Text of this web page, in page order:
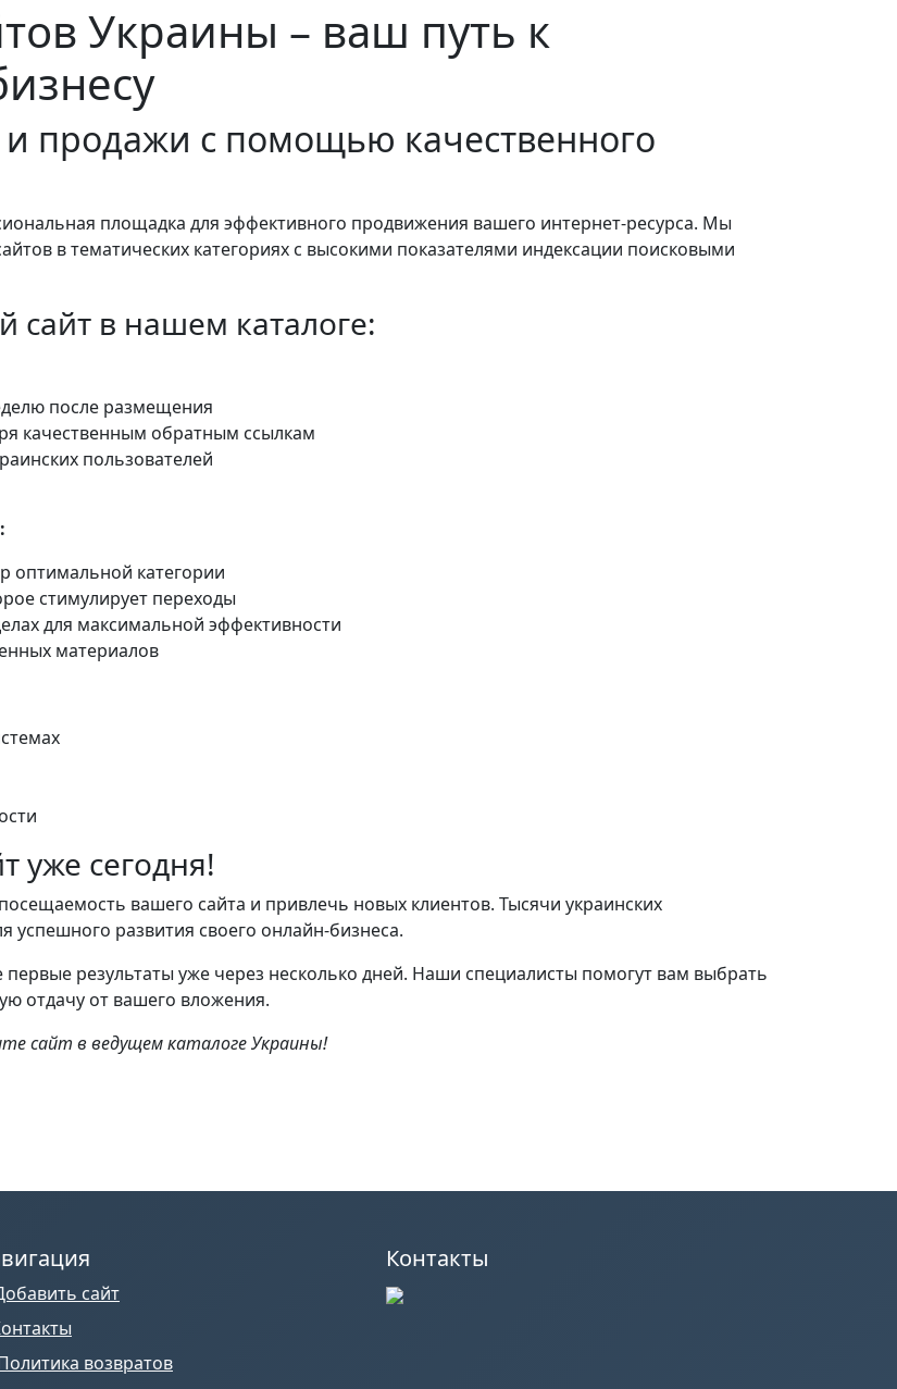
Украины – ваш путь к
продажи с помощью качественного
площадка для эффективного продвижения вашего интернет-ресурса. Мы
в тематических категориях с высокими показателями индексации поисковыми
сайт в нашем каталоге:
после размещения
качественным обратным ссылкам
пользователей
оптимальной категории
стимулирует переходы
для максимальной эффективности
материалов
уже сегодня!
вашего сайта и привлечь новых клиентов. Тысячи украинских
успешного развития своего онлайн-бизнеса.
первые результаты уже через несколько дней. Наши специалисты помогут вам выбрать
отдачу от вашего вложения.
сайт в ведущем каталоге Украины!
сайт
возвратов
Контакты